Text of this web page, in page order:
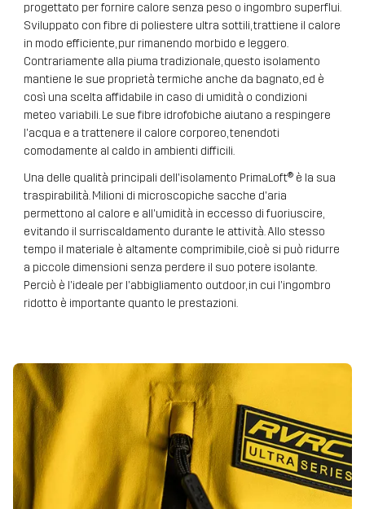
progettato per fornire calore senza peso o ingombro superflui.
Sviluppato con fibre di poliestere ultra sottili, trattiene il calore
in modo efficiente, pur rimanendo morbido e leggero.
Contrariamente alla piuma tradizionale, questo isolamento
mantiene le sue proprietà termiche anche da bagnato, ed è
così una scelta affidabile in caso di umidità o condizioni
meteo variabili. Le sue fibre idrofobiche aiutano a respingere
l'acqua e a trattenere il calore corporeo, tenendoti
comodamente al caldo in ambienti difficili.
Una delle qualità principali dell'isolamento PrimaLoft® è la sua
traspirabilità. Milioni di microscopiche sacche d'aria
permettono al calore e all'umidità in eccesso di fuoriuscire,
evitando il surriscaldamento durante le attività. Allo stesso
tempo il materiale è altamente comprimibile, cioè si può ridurre
a piccole dimensioni senza perdere il suo potere isolante.
Perciò è l'ideale per l'abbigliamento outdoor, in cui l'ingombro
ridotto è importante quanto le prestazioni.